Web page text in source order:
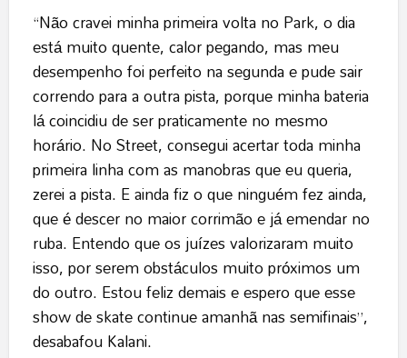
“Não cravei minha primeira volta no Park, o dia
está muito quente, calor pegando, mas meu
desempenho foi perfeito na segunda e pude sair
correndo para a outra pista, porque minha bateria
lá coincidiu de ser praticamente no mesmo
horário. No Street, consegui acertar toda minha
primeira linha com as manobras que eu queria,
zerei a pista. E ainda fiz o que ninguém fez ainda,
que é descer no maior corrimão e já emendar no
ruba. Entendo que os juízes valorizaram muito
isso, por serem obstáculos muito próximos um
do outro. Estou feliz demais e espero que esse
show de skate continue amanhã nas semifinais”,
desabafou Kalani.